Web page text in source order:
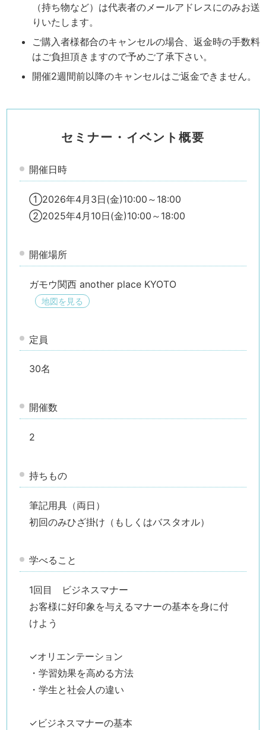
（持ち物など）は代表者のメールアドレスにのみお送
りいたします。
ご購入者様都合のキャンセルの場合、返金時の手数料
はご負担頂きますので予めご了承下さい。
開催2週間前以降のキャンセルはご返金できません。
セミナー・イベント概要
開催日時
①2026年4月3日(金)10:00～18:00
②2025年4月10日(金)10:00～18:00
開催場所
ガモウ関西 another place KYOTO
地図を見る
定員
30名
開催数
2
持ちもの
筆記用具（両日）
初回のみひざ掛け（もしくはバスタオル）
学べること
1回目 ビジネスマナー
お客様に好印象を与えるマナーの基本を身に付
けよう
✓オリエンテーション
・学習効果を高める方法
・学生と社会人の違い
✓ビジネスマナーの基本